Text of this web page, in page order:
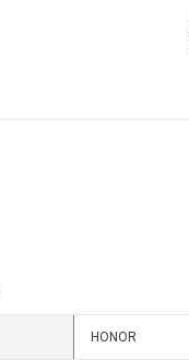
HONOR